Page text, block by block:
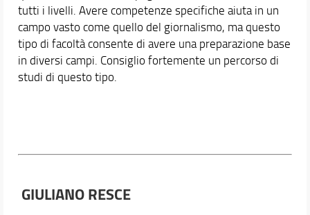
tutti i livelli. Avere competenze specifiche aiuta in un
campo vasto come quello del giornalismo, ma questo
tipo di facoltà consente di avere una preparazione base
in diversi campi. Consiglio fortemente un percorso di
studi di questo tipo.
GIULIANO RESCE